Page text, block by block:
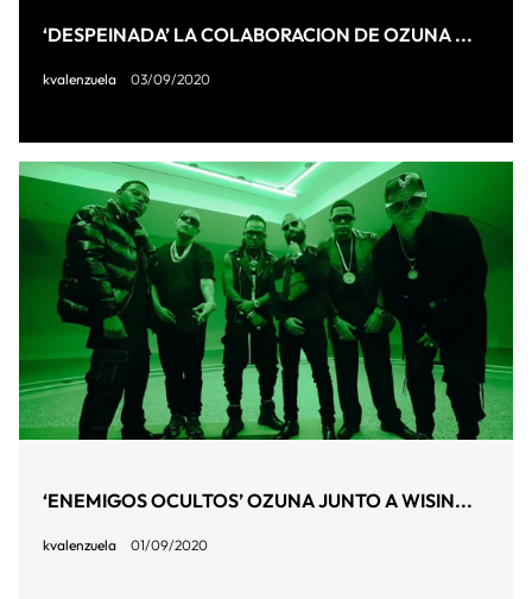
‘DESPEINADA’ LA COLABORACION DE OZUNA ...
kvalenzuela 03/09/2020
‘ENEMIGOS OCULTOS’ OZUNA JUNTO A WISIN...
kvalenzuela 01/09/2020